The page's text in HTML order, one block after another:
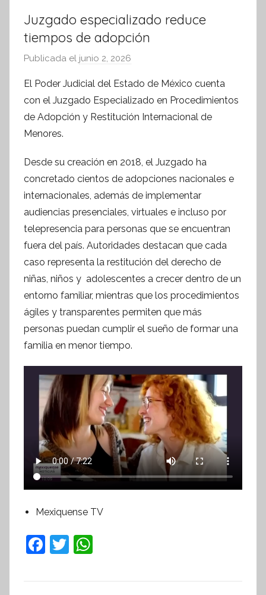
Juzgado especializado reduce
tiempos de adopción
Publicada el junio 2, 2026
r
S
í
e
s
i
s
I
n
f
o
i
v
a
El Poder Judicial del Estado de México cuenta
con el Juzgado Especializado en Procedimientos
de Adopción y Restitución Internacional de
Menores.
Desde su creación en 2018, el Juzgado ha
concretado cientos de adopciones nacionales e
internacionales, además de implementar
audiencias presenciales, virtuales e incluso por
telepresencia para personas que se encuentran
fuera del país. Autoridades destacan que cada
caso representa la restitución del derecho de
niñas, niños y adolescentes a crecer dentro de un
entorno familiar, mientras que los procedimientos
ágiles y transparentes permiten que más
personas puedan cumplir el sueño de formar una
familia en menor tiempo.
Mexiquense TV
F
T